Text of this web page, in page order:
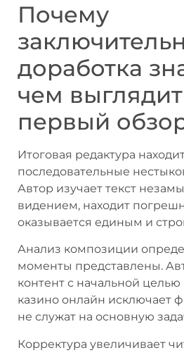
Почему
доработка
чем
первый
Итоговая редактура
последовательные
Автор изучает текст
видением, находит
оказывается единым и
Анализ композиции
моменты представлены.
контент с начальной
казино онлайн исключает
не служат на основную
Корректура увеличивает